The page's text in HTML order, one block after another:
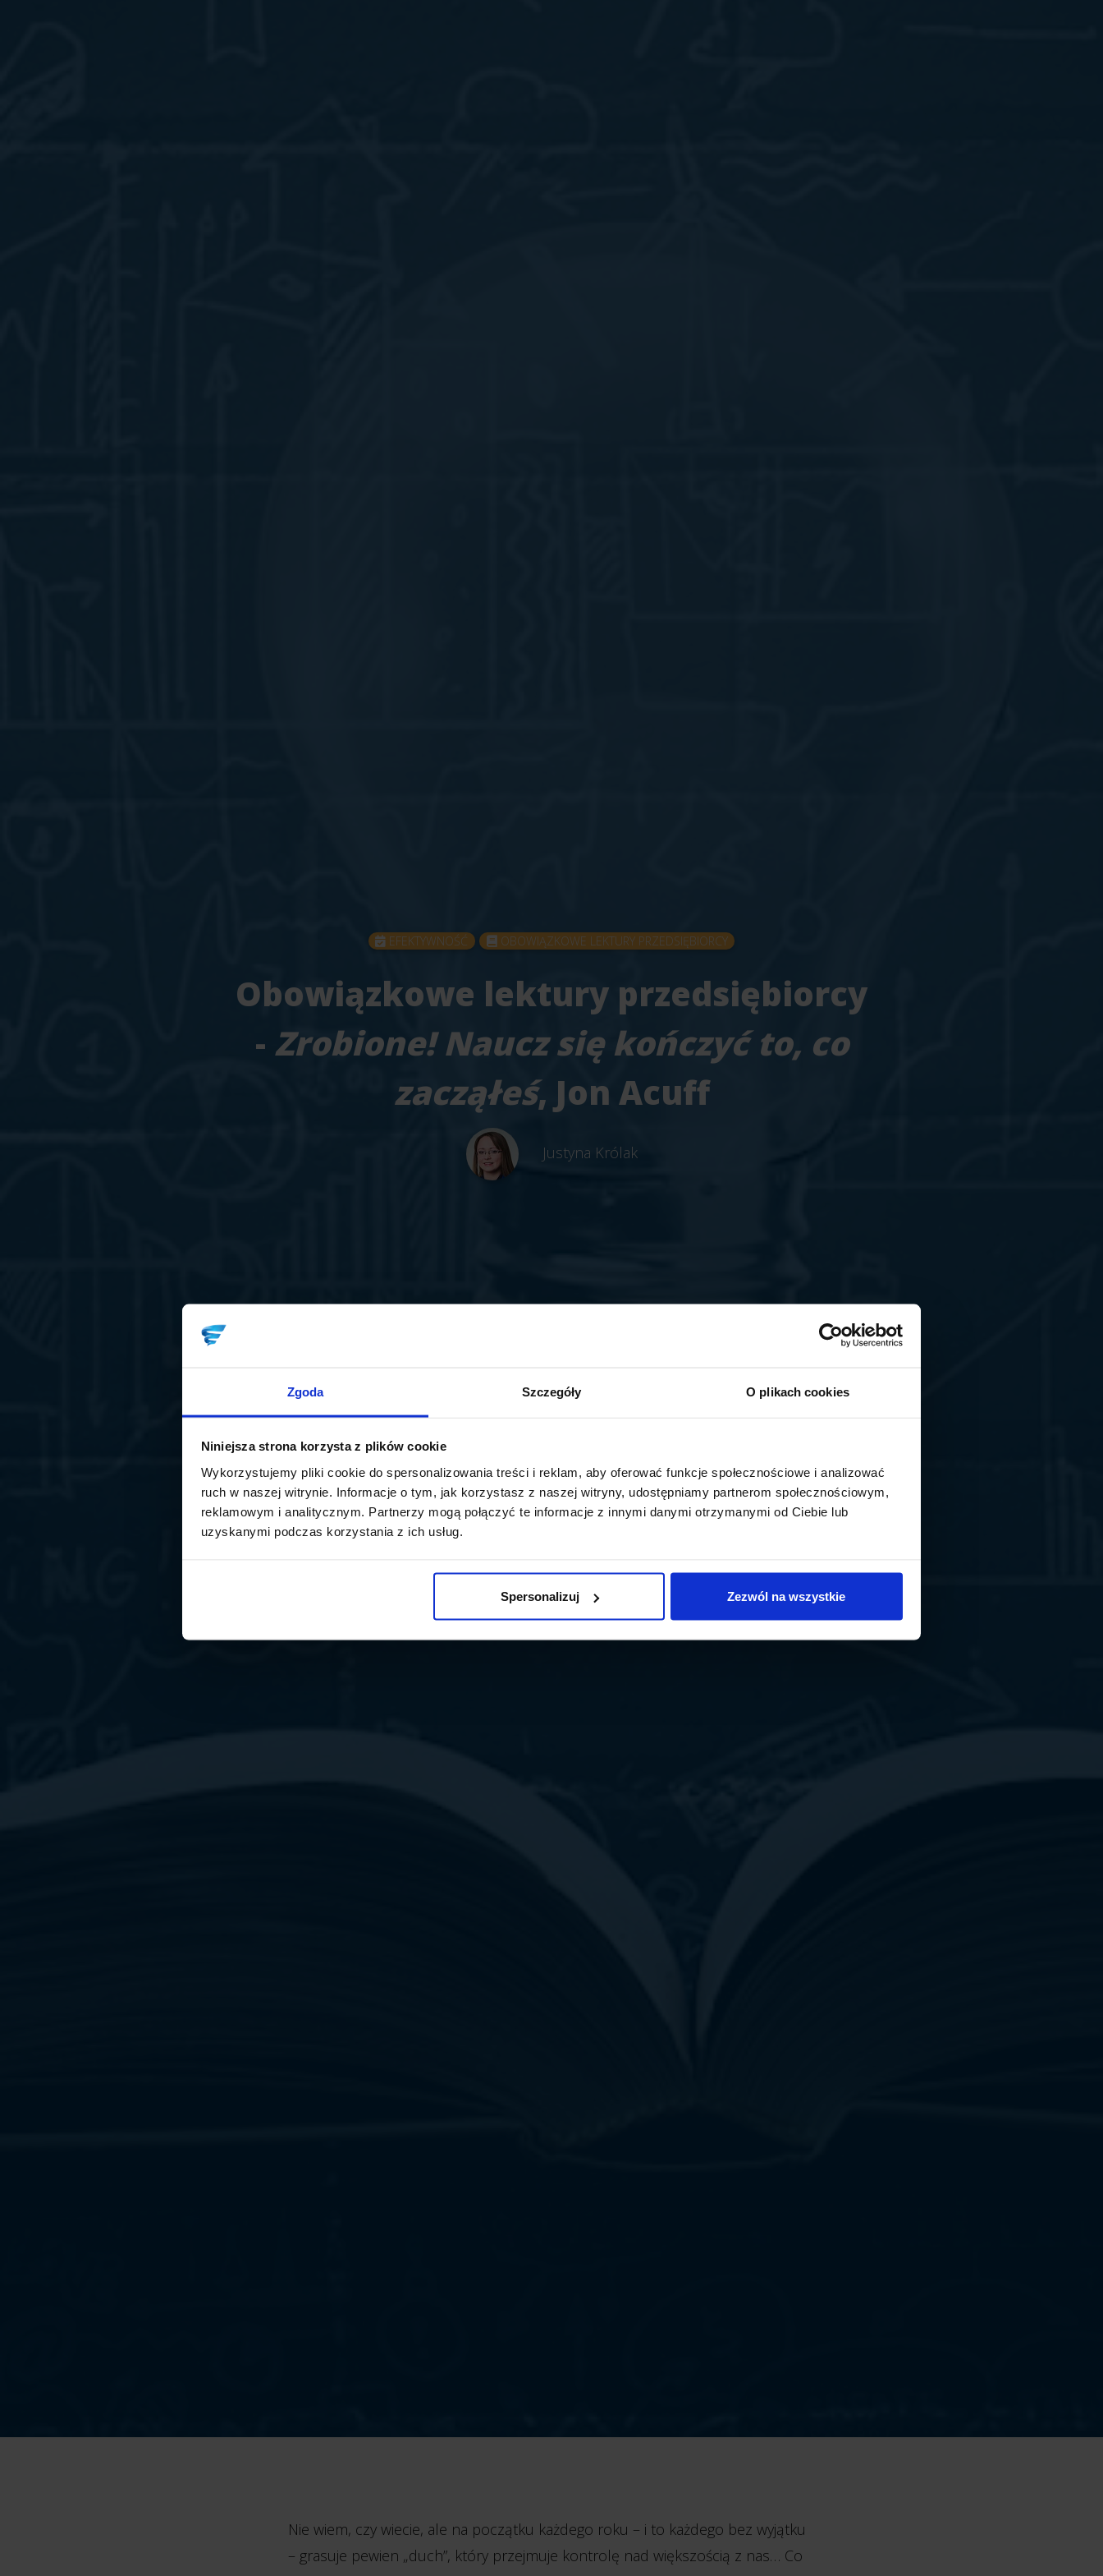
Zgoda Szczegóły O plikach cookies
Niniejsza strona korzysta z plików cookie
Wykorzystujemy pliki cookie do spersonalizowania treści i reklam, aby oferować funkcje społecznościowe i analizować
ruch w naszej witrynie. Informacje o tym, jak korzystasz z naszej witryny, udostępniamy partnerom społecznościowym,
reklamowym i analitycznym. Partnerzy mogą połączyć te informacje z innymi danymi otrzymanymi od Ciebie lub
uzyskanymi podczas korzystania z ich usług.
Spersonalizuj Zezwól na wszystkie
EFEKTYWNOŚĆ OBOWIĄZKOWE LEKTURY PRZEDSIĘBIORCY
Obowiązkowe lektury przedsiębiorcy
- Zrobione! Naucz się kończyć to, co
zacząłeś, Jon Acuff
Justyna Królak
Nie wiem, czy wiecie, ale na początku każdego roku – i to każdego bez wyjątku
– grasuje pewien „duch”, który przejmuje kontrolę nad większością z nas… Co